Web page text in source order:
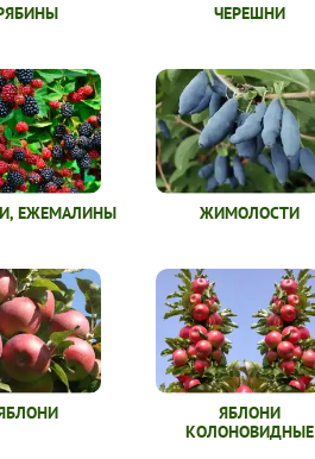
ЧЕРЕШНИ
ЕЖЕМАЛИНЫ ЖИМОЛОСТИ
ЯБЛОНИ
КОЛОНОВИДНЫЕ